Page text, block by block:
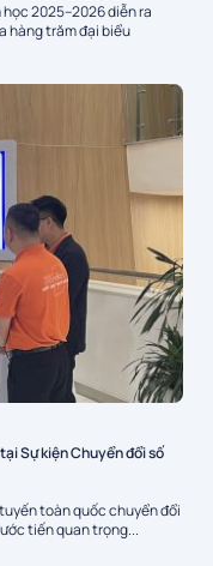
2025–2026 diễn ra
hàng trăm đại biểu
Sự kiện Chuyển đổi số
toàn quốc chuyển đổi
tiến quan trọng...